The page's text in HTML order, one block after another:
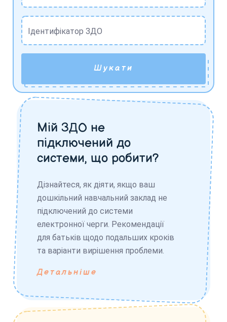
Ідентифікатор ЗДО
Шукати
Мій ЗДО не
підключений до
системи, що робити?
Дізнайтеся, як діяти, якщо ваш
дошкільний навчальний заклад не
підключений до системи
електронної черги. Рекомендації
для батьків щодо подальших кроків
та варіанти вирішення проблеми.
Детальніше